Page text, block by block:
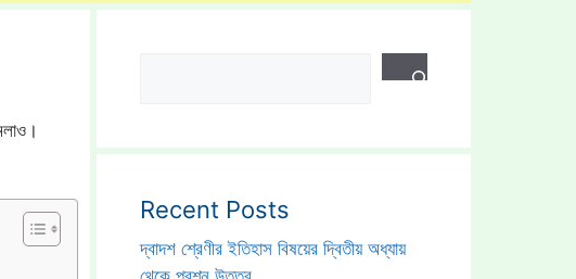
Recent Posts
দ্বাদশ শ্রেণীর ইতিহাস বিষয়ের দ্বিতীয় অধ্যায়